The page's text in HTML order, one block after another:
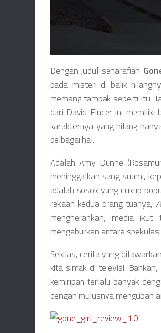
Dengan judul seharafiah
pada misteri di balik
memang tampak seperti itu.
dari David Fincer ini memiliki
karakternya yang hilang
pelbagai hal.
Adalah Amy Dunne
meninggalkan sang suami,
adalah sosok yang cukup
rekaan kedua orang tuanya,
mengherankan, media
mengaburkan antara
Sekilas, cerita yang
kita simak di televisi.
kemiripan terlalu banyak
dengan mulusnya mengubah